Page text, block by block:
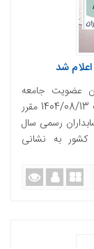
عضویت جامعه
حسابداران رسمی ایران از تاریخ 1404/08/07 لغایت 1404/08/13 مقرر
رسمی سال
کشور به نشانی